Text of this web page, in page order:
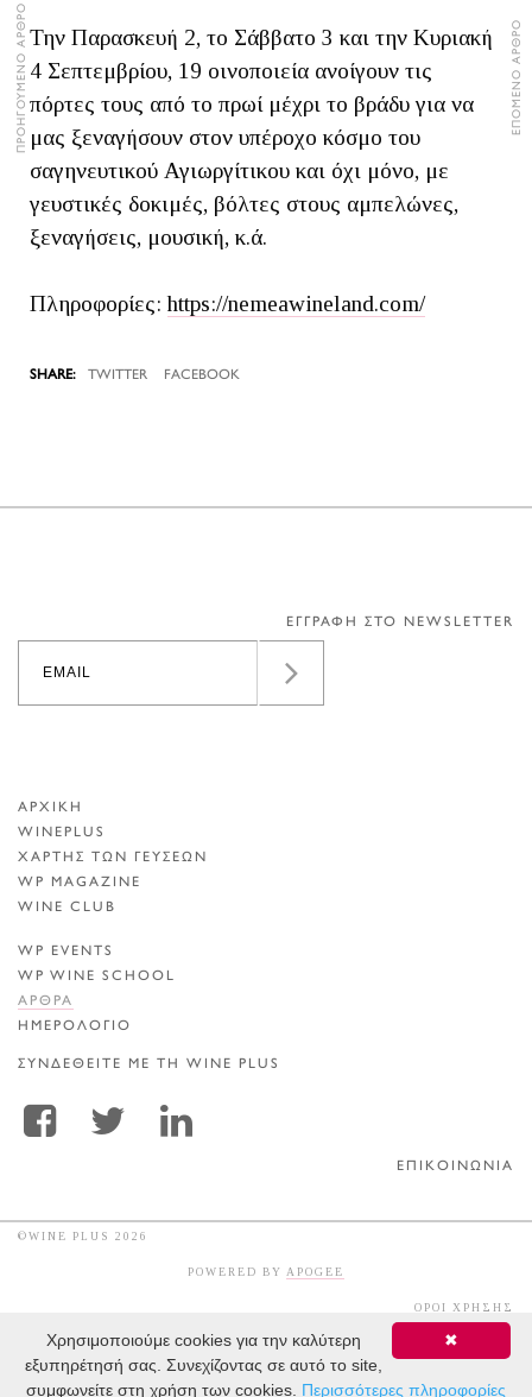
ΠΡΟΗΓΟΥΜΕΝΟ ΑΡΘΡΟ ΕΠΟΜΕΝΟ ΑΡΘΡΟ
Την Παρασκευή 2, το Σάββατο 3 και την Κυριακή
4 Σεπτεμβρίου, 19 οινοποιεία ανοίγουν τις
πόρτες τους από το πρωί μέχρι το βράδυ για να
μας ξεναγήσουν στον υπέροχο κόσμο του
σαγηνευτικού Αγιωργίτικου και όχι μόνο, με
γευστικές δοκιμές, βόλτες στους αμπελώνες,
ξεναγήσεις, μουσική, κ.ά.
Πληροφορίες:https://nemeawineland.com/
TWITTER FACEBOOK
ΕΓΓΡΑΦΗ ΣΤΟ NEWSLETTER
ΑΡΧΙΚΗ
WINEPLUS
ΧΑΡΤΗΣ ΤΩΝ ΓΕΥΣΕΩΝ
WP MAGAZINE
WINE CLUB
WP EVENTS
WP WINE SCHOOL
ΑΡΘΡΑ
ΗΜΕΡΟΛΟΓΙΟ
ΣΥΝΔΕΘΕΙΤΕ ΜΕ ΤΗ WINE PLUS
ΕΠΙΚΟΙΝΩΝΙΑ
©WINE PLUS 2026
POWERED BY APOGEE
ΟΡΟΙ ΧΡΗΣΗΣ
✖
Χρησιμοποιούμε cookies για την καλύτερη
εξυπηρέτησή σας. Συνεχίζοντας σε αυτό το site,
συμφωνείτε στη χρήση των cookies. Περισσότερες πληροφορίες